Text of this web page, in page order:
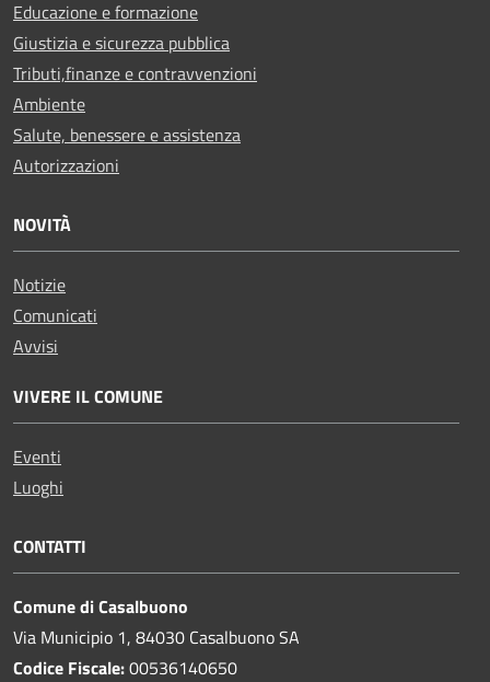
Educazione e formazione
Giustizia e sicurezza pubblica
Tributi,finanze e contravvenzioni
Ambiente
Salute, benessere e assistenza
Autorizzazioni
NOVITÀ
Notizie
Comunicati
Avvisi
VIVERE IL COMUNE
Eventi
Luoghi
CONTATTI
Comune di Casalbuono
Via Municipio 1, 84030 Casalbuono SA
Codice Fiscale:00536140650